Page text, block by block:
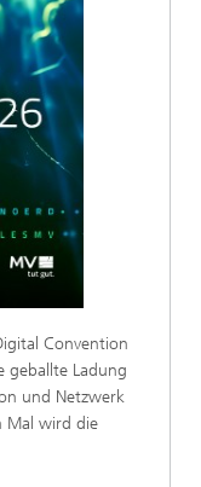
Convention
geballte Ladung
und Netzwerk
Mal wird die